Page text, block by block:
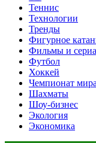
Теннис
Технологии
Тренды
Фигурное
Фильмы и
Футбол
Хоккей
Чемпионат
Шахматы
Шоу-бизнес
Экология
Экономика